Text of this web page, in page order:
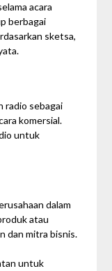
acara
berbagai
sketsa,
radio sebagai
komersial.
untuk
dalam
atau
dan mitra bisnis.
untuk